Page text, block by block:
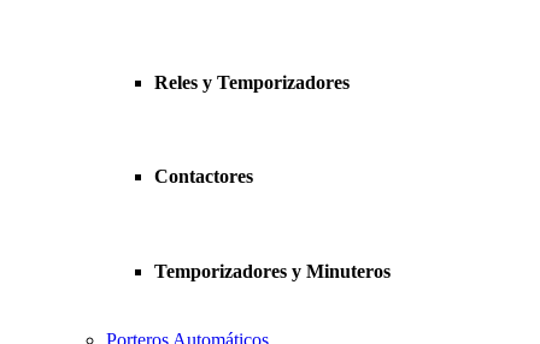
Reles y Temporizadores
Contactores
Temporizadores y Minuteros